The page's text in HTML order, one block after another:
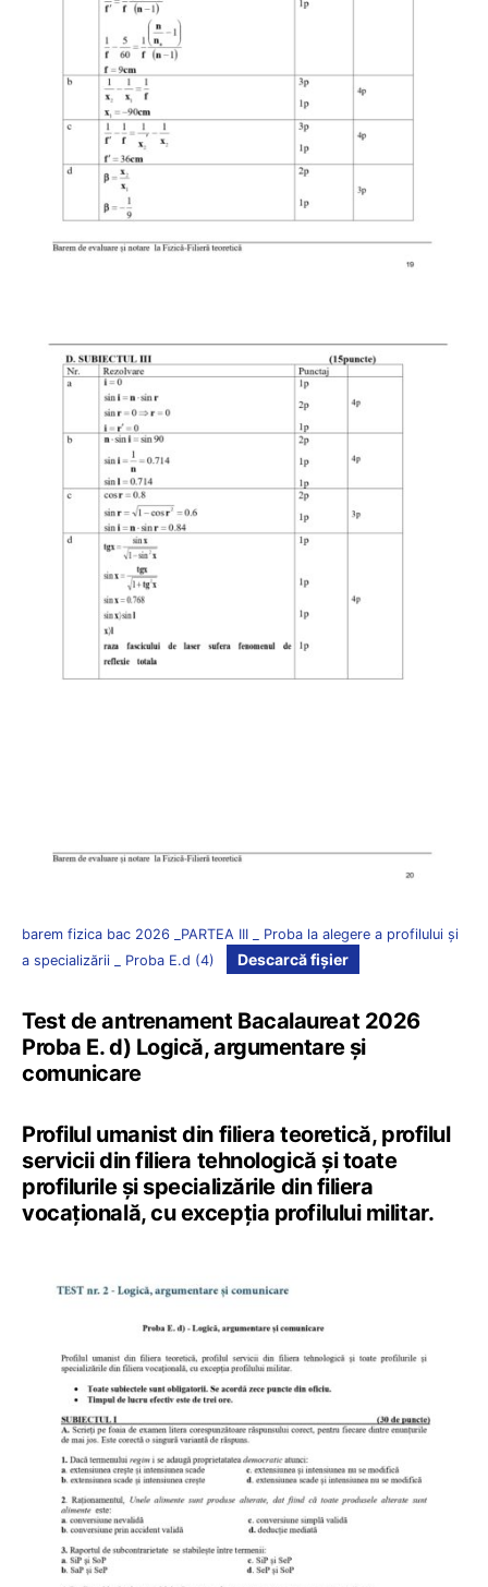
barem fizica bac 2026 _PARTEA III _ Proba la alegere a profilului și
a specializării _ Proba E.d (4)
Descarcă fișier
Test de antrenament Bacalaureat 2026
Proba E. d) Logică, argumentare și
comunicare
Profilul umanist din filiera teoretică, profilul
servicii din filiera tehnologică şi toate
profilurile şi specializările din filiera
vocaţională, cu excepţia profilului militar.